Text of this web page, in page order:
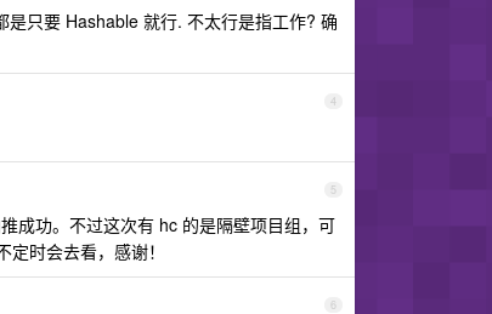
只要 Hashable 就行. 不太行是指工作? 确
4
5
成功。不过这次有 hc 的是隔壁项目组，可
时会去看，感谢！
6